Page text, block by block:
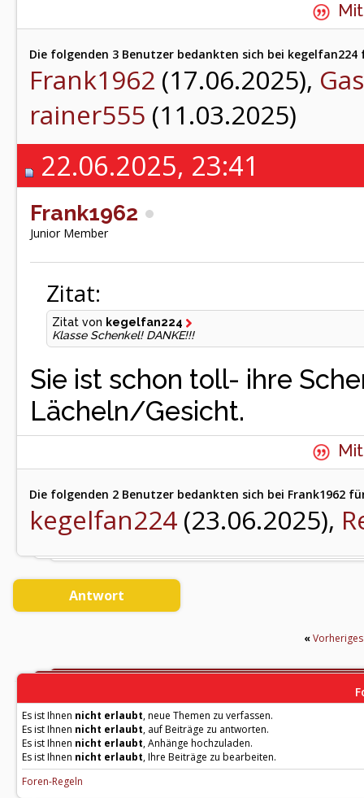
Die folgenden 3 Benutzer bedankten sich bei kegelfan224
Frank1962 (17.06.2025),
rainer555 (11.03.2025)
22.06.2025, 23:41
Frank1962
Junior Member
Zitat:
Zitat von kegelfan224
Klasse Schenkel! DANKE!!!
Sie ist schon toll- ihre
Lächeln/Gesicht.
Die folgenden 2 Benutzer bedankten sich bei Frank1962
kegelfan224 (23.06.2025),
Antwort
«
Es ist Ihnen nicht erlaubt, neue Themen zu verfassen.
Es ist Ihnen nicht erlaubt, auf Beiträge zu antworten.
Es ist Ihnen nicht erlaubt, Anhänge hochzuladen.
Es ist Ihnen nicht erlaubt, Ihre Beiträge zu bearbeiten.
Foren-Regeln